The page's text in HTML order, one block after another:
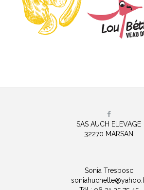
SAS AUCH ELEVAGE
32270 MARSAN
Sonia Tresbosc